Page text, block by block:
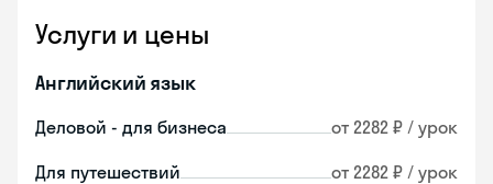
Услуги и цены
Английский язык
Деловой - для бизнеса от 2282 ₽ / урок
Для путешествий от 2282 ₽ / урок